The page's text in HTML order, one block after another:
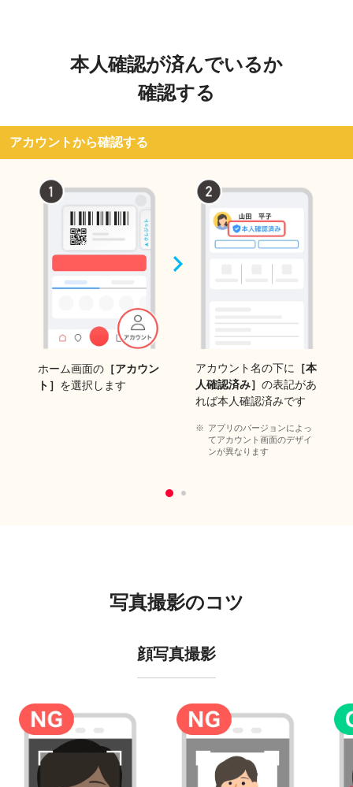
本人確認が済んでいるか
確認する
アカウントから確認する
ホーム画面の ［アカウン
ト］ を選択します
アカウント名の下に
［本
人確認済み］ の表記があ
れば本人確認済みです
アプリのバージョンによっ
てアカウント画面のデザイ
ンが異なります
写真撮影のコツ
顔写真撮影